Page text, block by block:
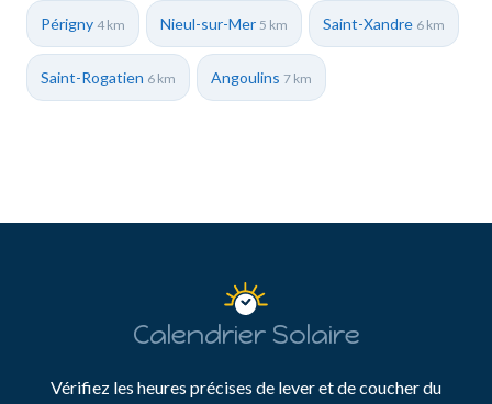
Périgny 4 km Nieul-sur-Mer 5 km Saint-Xandre 6 km
Saint-Rogatien 6 km Angoulins 7 km
Calendrier Solaire
Vérifiez les heures précises de lever et de coucher du